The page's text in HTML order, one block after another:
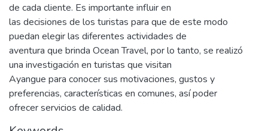
de cada cliente. Es importante influir en
las decisiones de los turistas para que de este modo
puedan elegir las diferentes actividades de
aventura que brinda Ocean Travel, por lo tanto, se realizó
una investigación en turistas que visitan
Ayangue para conocer sus motivaciones, gustos y
preferencias, características en comunes, así poder
ofrecer servicios de calidad.